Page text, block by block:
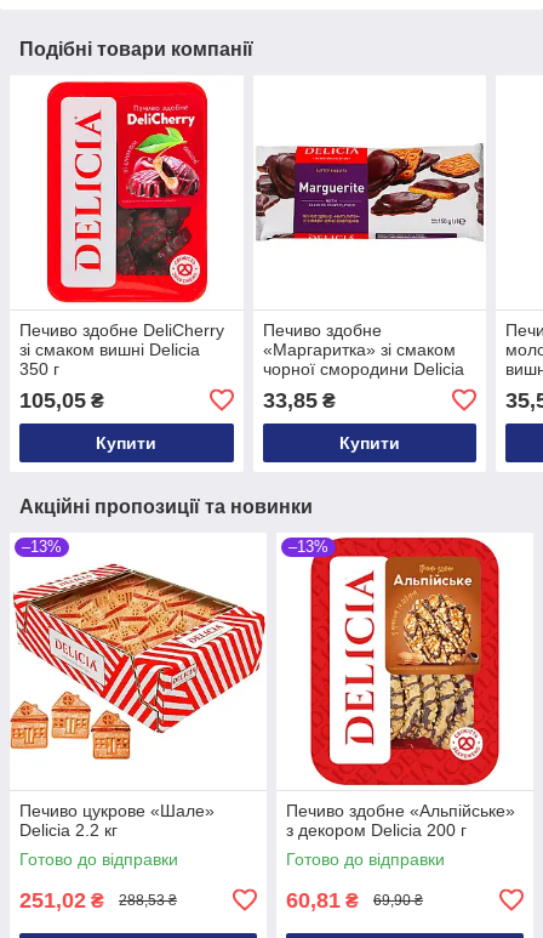
Подібні товари компанії
Печиво здобне DeliCherry
зі смаком вишні Delicia
350 г
105,05 ₴
Купити
Печиво здобне
«Маргаритка» зі смаком
чорної смородини Delicia
33,85₴
Купити
Акційні пропозиції та новинки
–13%
Печиво цукрове «Шале»
Delicia 2.2 кг
Готово до відправки
251,02 ₴ 288,53 ₴
–13%
Печиво здобне «Альпійське»
з декором Delicia 200 г
Готово до відправки
60,81 ₴ 69,90 ₴